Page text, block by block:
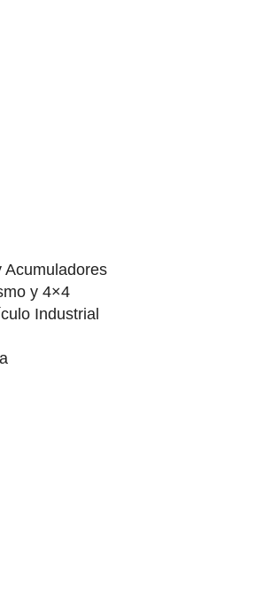
Acumuladores
y 4×4
Industrial